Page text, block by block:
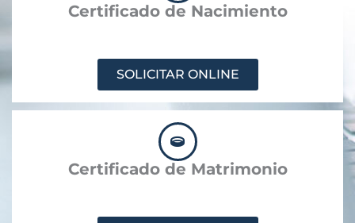
Certificado de Nacimiento
SOLICITAR ONLINE
Certificado de Matrimonio